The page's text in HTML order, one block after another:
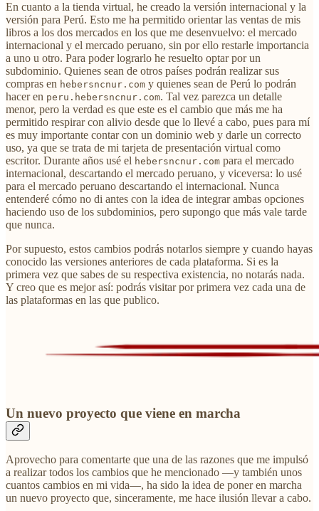
En cuanto a la tienda virtual, he creado la versión internacional y la
versión para Perú. Esto me ha permitido orientar las ventas de mis
libros a los dos mercados en los que me desenvuelvo: el mercado
internacional y el mercado peruano, sin por ello restarle importancia
a uno u otro. Para poder lograrlo he resuelto optar por un
subdominio. Quienes sean de otros países podrán realizar sus
compras en hebersncnur.com y quienes sean de Perú lo podrán
hacer en peru.hebersncnur.com. Tal vez parezca un detalle
menor, pero la verdad es que este es el cambio que más me ha
permitido respirar con alivio desde que lo llevé a cabo, pues para mí
es muy importante contar con un dominio web y darle un correcto
uso, ya que se trata de mi tarjeta de presentación virtual como
escritor. Durante años usé el hebersncnur.com para el mercado
internacional, descartando el mercado peruano, y viceversa: lo usé
para el mercado peruano descartando el internacional. Nunca
entenderé cómo no di antes con la idea de integrar ambas opciones
haciendo uso de los subdominios, pero supongo que más vale tarde
que nunca.
Por supuesto, estos cambios podrás notarlos siempre y cuando hayas
conocido las versiones anteriores de cada plataforma. Si es la
primera vez que sabes de su respectiva existencia, no notarás nada.
Y creo que es mejor así: podrás visitar por primera vez cada una de
las plataformas en las que publico.
Un nuevo proyecto que viene en marcha
Aprovecho para comentarte que una de las razones que me impulsó
a realizar todos los cambios que he mencionado —y también unos
cuantos cambios en mi vida—, ha sido la idea de poner en marcha
un nuevo proyecto que, sinceramente, me hace ilusión llevar a cabo.